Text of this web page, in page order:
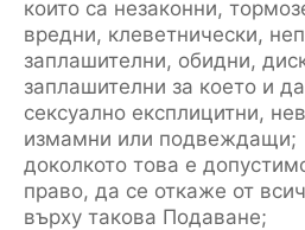
които са незаконни,
вредни, клеветнически,
заплашителни, обидни,
заплашителни за което и
сексуално експлицитни,
измамни или подвеждащи;
доколкото това е
право, да се откаже от
върху такова Подаване;